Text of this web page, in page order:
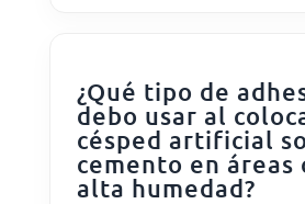
¿Qué tipo de
debo usar al
césped artificial
cemento en áreas
alta humedad?